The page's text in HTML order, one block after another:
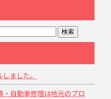
ました。
・自動車修理は地元のプロ